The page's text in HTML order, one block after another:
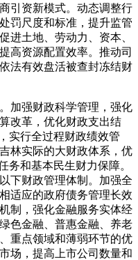
引资新模式。动态调整行
罚尺度和标准，提升监管
进土地、劳动力、资本、
高资源配置效率。推动司
法有效盘活被查封冻结财
强财政科学管理，强化
改革，优化财政支出结
实行全过程财政绩效管
林实际的大财政体系，优
务和基本民生财力保障。
下财政管理体制。加强全
适应的政府债务管理长效
制，强化金融服务实体经
色金融、普惠金融、养老
重点领域和薄弱环节的优
场，提高上市公司数量和